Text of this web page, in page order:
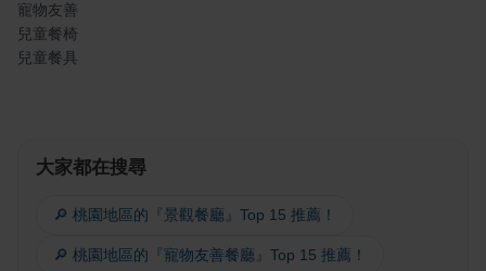
寵物友善
兒童餐椅
兒童餐具
大家都在搜尋
🔎 桃園地區的『景觀餐廳』Top 15 推薦！
🔎 桃園地區的『寵物友善餐廳』Top 15 推薦！